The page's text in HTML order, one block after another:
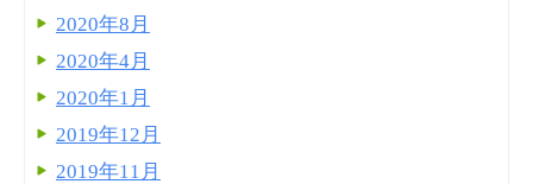
2020年8月
2020年4月
2020年1月
2019年12月
2019年11月